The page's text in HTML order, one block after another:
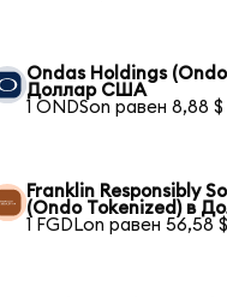
Ondas Holdings
Доллар США
1 ONDSon равен 8,88 $
Franklin Responsibly
(Ondo Tokenized) в
1 FGDLon равен 56,58 $